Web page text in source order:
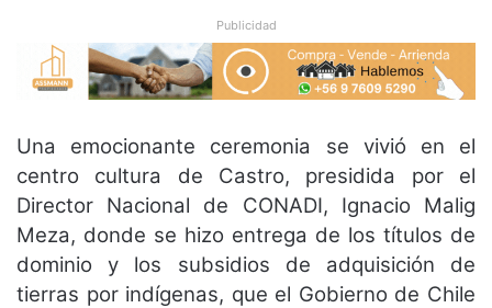
Publicidad
Una emocionante ceremonia se vivió en el
centro cultura de Castro, presidida por el
Director Nacional de CONADI, Ignacio Malig
Meza, donde se hizo entrega de los títulos de
dominio y los subsidios de adquisición de
tierras por indígenas, que el Gobierno de Chile